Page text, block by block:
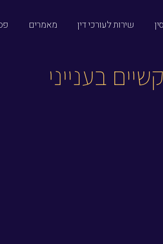
שירות לעורכי דין מאמרים
בענייני